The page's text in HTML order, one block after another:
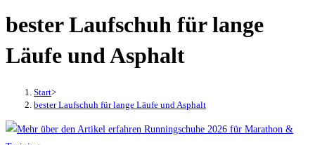
bester Laufschuh für lange
Läufe und Asphalt
Start>
bester Laufschuh für lange Läufe und Asphalt